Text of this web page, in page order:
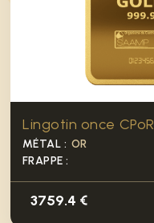
Lingotin once CPoR
MÉTAL : OR
FRAPPE :
3759.4 €